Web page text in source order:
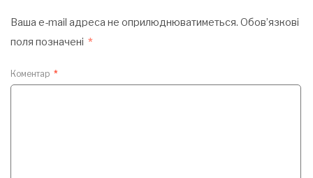
Ваша e-mail адреса не оприлюднюватиметься. Обов’язкові
поля позначені *
Коментар *